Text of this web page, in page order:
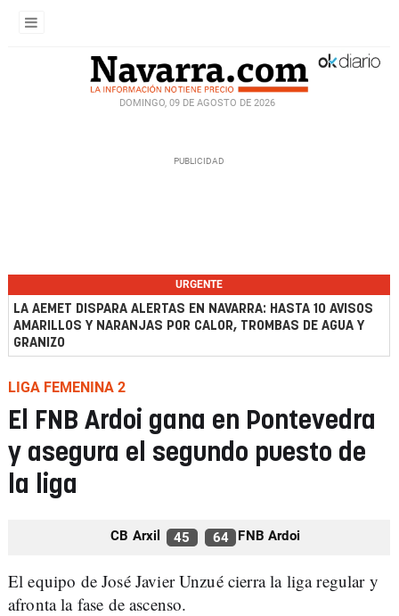
DOMINGO, 09 DE AGOSTO DE 2026
URGENTE
LA AEMET DISPARA ALERTAS EN NAVARRA: HASTA 10 AVISOS
AMARILLOS Y NARANJAS POR CALOR, TROMBAS DE AGUA Y
GRANIZO
LIGA FEMENINA 2
El FNB Ardoi gana en Pontevedra
y asegura el segundo puesto de
la liga
CB Arxil 45 64 FNB Ardoi
El equipo de José Javier Unzué cierra la liga regular y
afronta la fase de ascenso.